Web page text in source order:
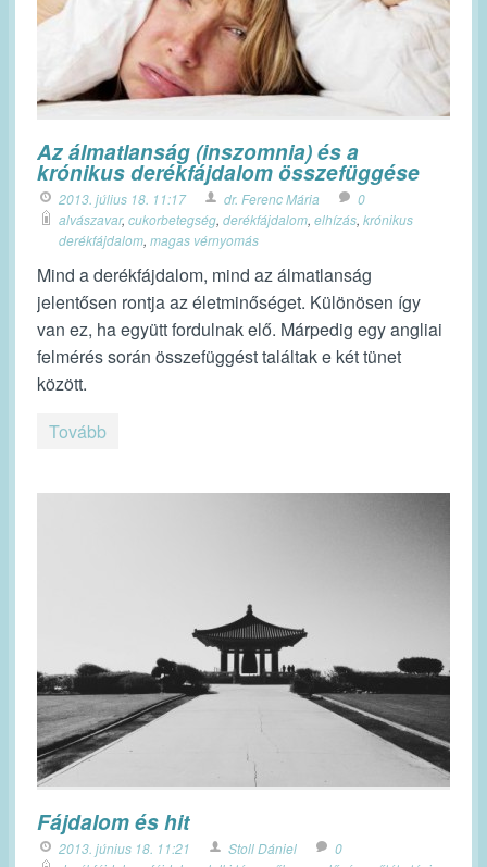
Az álmatlanság (inszomnia) és a
krónikus derékfájdalom összefüggése
2013. július 18. 11:17 dr. Ferenc Mária
0
alvászavar, cukorbetegség, derékfájdalom, elhízás, krónikus
derékfájdalom, magas vérnyomás
Mind a derékfájdalom, mind az álmatlanság
jelentősen rontja az életminőséget. Különösen így
van ez, ha együtt fordulnak elő. Márpedig egy angliai
felmérés során összefüggést találtak e két tünet
között.
Tovább
Fájdalom és hit
2013. június 18. 11:21 Stoll Dániel
0